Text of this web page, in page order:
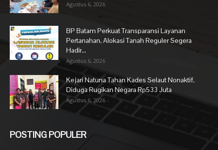
Agustus 6, 2026
BP Batam Perkuat Transparansi Layanan
Pertanahan, Alokasi Tanah Reguler Segera
Hadir...
Agustus 6, 2026
Kejari Natuna Tahan Kades Selaut Nonaktif,
Diduga Rugikan Negara Rp533 Juta
Agustus 6, 2026
POSTING POPULER